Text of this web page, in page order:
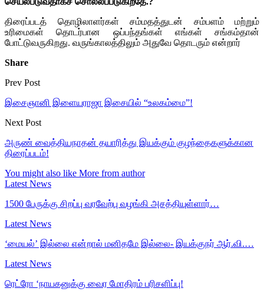
திரைப்படத் தொழிலாளர்கள் சம்மதத்துடன் சம்பளம் மற்றும்
உரிமைகள் தொடர்பான ஒப்பந்தங்கள் எங்கள் சங்கம்தான்
போட்டுவருகிறது. வருங்காலத்திலும் அதுவே தொடரும் என்றார்
Share
Prev Post
இசைஞானி இளையராஜா இசையில் “உலகம்மை”!
Next Post
அருண் வைத்தியநாதன் தயாரித்து இயக்கும் குழந்தைகளுக்கான
திரைப்படம்!
You might also like More from author
Latest News
1500 பேருக்கு சிறப்பு வரவேற்பு வழங்கி அசத்தியுள்ளார்…
Latest News
‘மையல்’ இல்லை என்றால் மனிதமே இல்லை- இயக்குநர் ஆர்.வி.…
Latest News
ரெட்ரோ ‘நாயகனுக்கு வைர மோதிரம் பரிசளிப்பு!